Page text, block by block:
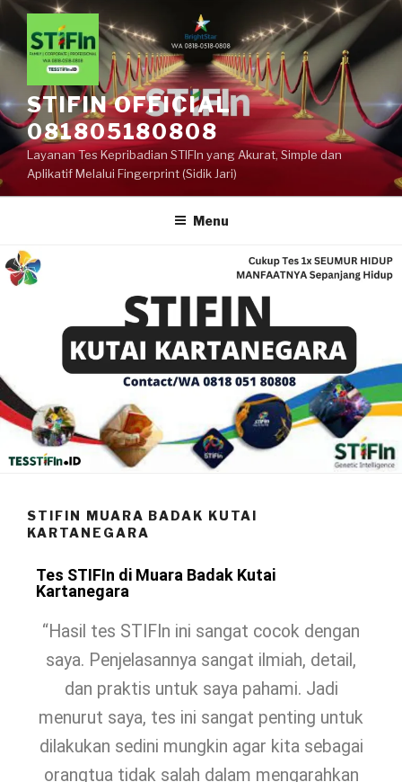
STIFIN OFFICIAL
081805180808
Layanan Tes Kepribadian STIFIn yang Akurat, Simple dan
Aplikatif Melalui Fingerprint (Sidik Jari)
Menu
STIFIN MUARA BADAK KUTAI
KARTANEGARA
Tes STIFIn di Muara Badak Kutai
Kartanegara
“Hasil tes STIFIn ini sangat cocok dengan
saya. Penjelasannya sangat ilmiah, detail,
dan praktis untuk saya pahami. Jadi
menurut saya, tes ini sangat penting untuk
dilakukan sedini mungkin agar kita sebagai
orangtua tidak salah dalam mengarahkan